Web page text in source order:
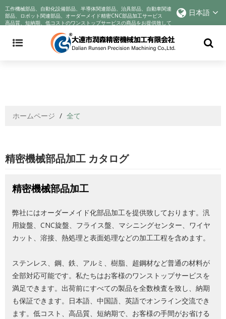
精密機械加工部品｜CNC切削部品中国メーカー｜オーダーメイド部品オンライ
ン精密部品加工サービス
工作機械部品、自動化設備部品、半導体関連部品、治具部品、自動車関連
部品、ロボット関連部品、オーダーメイド精密CNC部品加工サービス
高品質、短納期、低コストのワンストップサービスの商品をお提供致して
日本語
ホームページ / 全て
精密機械部品加工 カタログ
精密機械部品加工
弊社にはオーダーメイド化部品加工を提供致しております。汎
用旋盤、CNC旋盤、フライス盤、マシニングセンター、ワイヤ
カット、溶接、熱処理と表面処理などの加工工程を含めます。
ステンレス、鋼、鉄、アルミ、樹脂、超鋼材など普通の材料が
全部対応可能です。私たちはお客様のワンストップサービスを
満足できます。出荷前にすべての製品を全数検査を致し、納期
も保証できます。日本語、中国語、英語でオンライン交流でき
ます。低コスト、高品質、短納期で、お客様の手間がお省ける